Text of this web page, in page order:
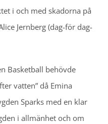
i och med skadorna på
Jernberg (dag-för dag-
Basketball behövde
vatten” då Emina
Sparks med en klar
i allmänhet och om